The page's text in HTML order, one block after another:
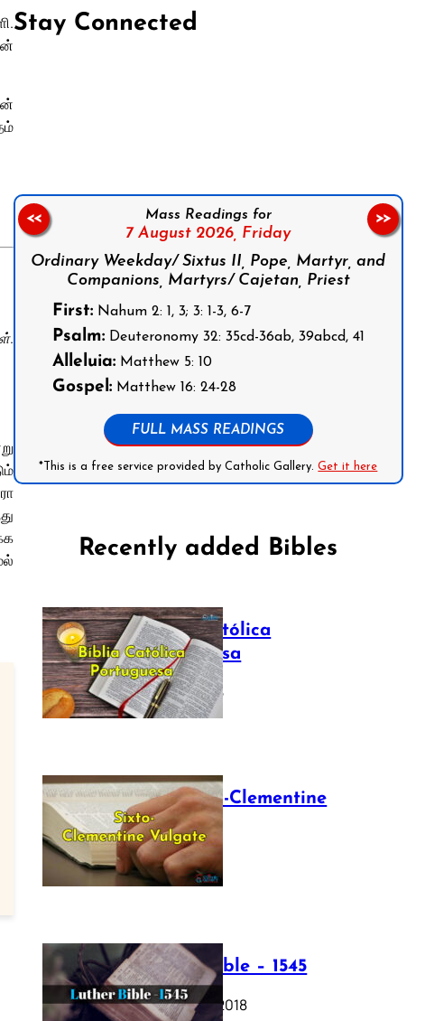
Stay Connected
Follow us on Facebook
Mass Readings for
7 August 2026, Friday
Ordinary Weekday/ Sixtus II, Pope, Martyr, and
Companions, Martyrs/ Cajetan, Priest
First:Nahum 2: 1, 3; 3: 1-3, 6-7
Psalm:Deuteronomy 32: 35cd-36ab, 39abcd, 41
Alleluia:Matthew 5: 10
Gospel:Matthew 16: 24-28
FULL MASS READINGS
*This is a free service provided by Catholic Gallery.Get it here
<< >>
Recently added Bibles
Bíblia Católica
Portuguesa
July 16, 2025
The Sixto-Clementine
Vulgate
July 12, 2025
Luther Bible – 1545
October 17, 2018